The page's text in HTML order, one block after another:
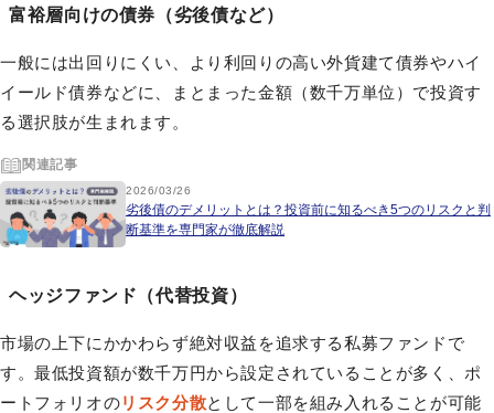
富裕層向けの債券（劣後債など）
一般には出回りにくい、より利回りの高い外貨建て債券やハイ
イールド債券などに、まとまった金額（数千万単位）で投資す
る選択肢が生まれます。
関連記事
2026/03/26
劣後債のデメリットとは？投資前に知るべき5つのリスクと判
断基準を専門家が徹底解説
ヘッジファンド（代替投資）
市場の上下にかかわらず絶対収益を追求する私募ファンドで
す。最低投資額が数千万円から設定されていることが多く、ポ
ートフォリオのリスク分散として一部を組み入れることが可能